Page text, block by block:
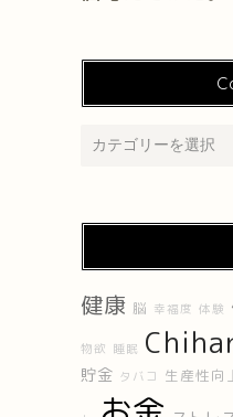
健康 脳 幸福度 体験
物欲 睡眠
貯金 タバコ 生産性向